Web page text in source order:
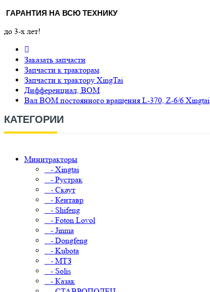
ГАРАНТИЯ НА ВСЮ ТЕХНИКУ
до 3-х лет!
Заказать запчасти
Запчасти к тракторам
Запчасти к трактору XingTai
Дифференциал, ВОМ
Вал ВОМ постоянного вращения L-370, Z-6/6 Xingtai
КАТЕГОРИИ
Минитракторы
- Xingtai
- Рустрак
- Скаут
- Кентавр
- Shifeng
- Foton Lovol
- Jinma
- Dongfeng
- Kubota
- МТЗ
- Solis
- Казак